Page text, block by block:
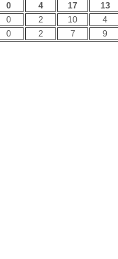
0 4 17
13
0 2 10
4
0 2 7 9